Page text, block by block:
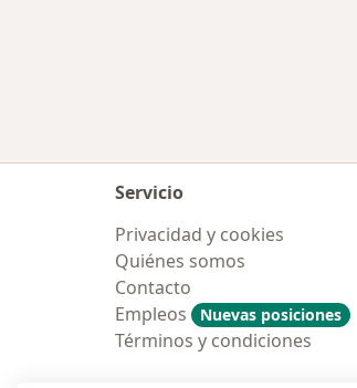
Servicio
Privacidad y cookies
Quiénes somos
Contacto
Empleos
Nuevas posiciones
Términos y condiciones